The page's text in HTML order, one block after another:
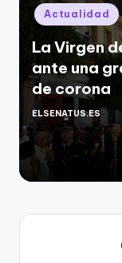
Publicado
en
Actualidad
La Virgen
ante una
de corona
Publicado
por
ELSENATUS.ES